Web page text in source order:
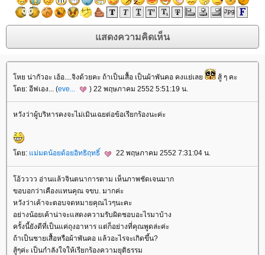
หย น่ากัวอะ เฮ้อ....จิงด้วยคะ ถ้าเป็นเสื้อ เป็นผ้าพันคอ คงแย่เล
สู้ ๆ คะ
ดย: อีฟเอง... (eve... ) 22 พฤษภาคม 2552 5:51:19 น.
หวังว่าผู้บริหารคงจะไม่เมินเฉยต่อข้อเรียกร้องนะค่ะ
ดย: ม่มดน้อยด้อยอิทธิฤทธิ์ 22 พฤษภาคม 2552 7:31:04 น.
อ้วววว อ่านแล้วจินตนาการตาม เห็นภาพชัดเจนมาก
ขอบอกว่าเคืองแทนคุณ จขบ. มากค่ะ
หวังว่าเค้าจะตอบจดหมายคุณไวๆนะคะ
อย่างน้อยเค้าน่าจะแสดงความรับผิดชอบอะไรมาบ้าง
ครั้งนี้ยังดีที่เป็นแค่ถุงอาหาร แต่ก็อย่างที่คุณพูดล่ะค่ะ
ถ้าเป็นชายเสื้อหรือผ้าพันคอ แล้วอะไรจะเกิดขึ้น?
สู้ๆค่ะ เป็นกำลังใจให้เรียกร้องความยุติธรรม